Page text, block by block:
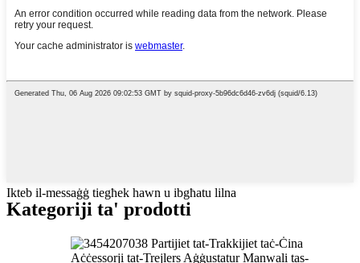
Ikteb il-messaġġ tiegħek hawn u ibgħatu lilna
Kategoriji ta' prodotti